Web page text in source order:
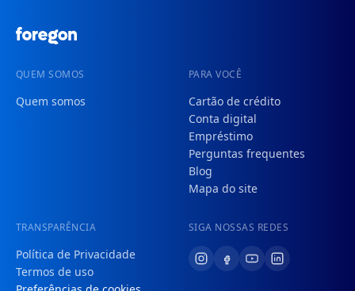
QUEM SOMOS
Quem somos
PARA VOCÊ
Cartão de crédito
Conta digital
Empréstimo
Perguntas frequentes
Blog
Mapa do site
TRANSPARÊNCIA
Política de Privacidade
Termos de uso
SIGA NOSSAS REDES